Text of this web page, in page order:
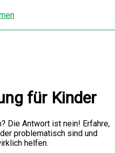
für Kinder
Die Antwort ist nein! Erfahre,
problematisch sind und
helfen.